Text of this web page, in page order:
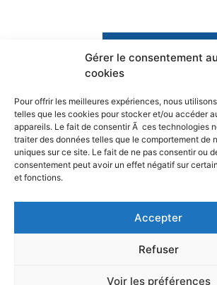
Gérer le consentement
cookies
Pour offrir les meilleures expériences, nous
telles que les cookies pour stocker et/ou accéder
appareils. Le fait de consentir Ã ces technologies
traiter des données telles que le comportement de
uniques sur ce site. Le fait de ne pas consentir ou
consentement peut avoir un effet négatif sur
et fonctions.
Accepter
Refuser
Voir les préférences
Mentions légales